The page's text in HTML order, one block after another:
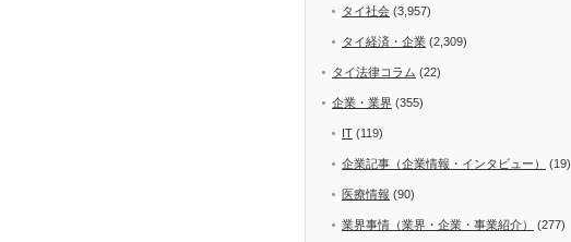
タイ社会 (3,957)
タイ経済・企業 (2,309)
タイ法律コラム (22)
企業・業界 (355)
IT (119)
企業記事（企業情報・インタビュー） (19)
医療情報 (90)
業界事情（業界・企業・事業紹介） (277)